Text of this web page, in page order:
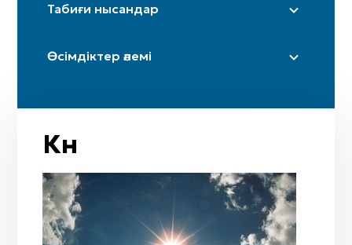
Күн
Таңсәрі
Күн күркіреуі мен найзағай
Жаңбыр
Мизан көк
Табиғи нысандар
Үңгір
Өзен (бастаулары)
Өсімдіктер әлемі
Шынар
Адыраспан
Күн